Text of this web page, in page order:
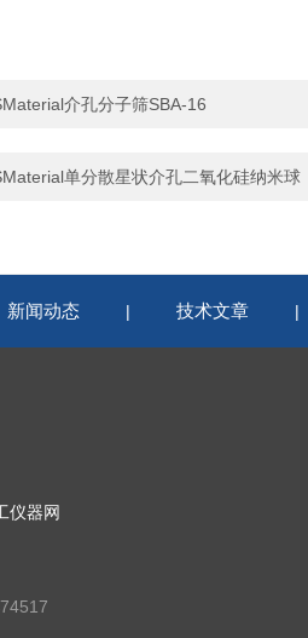
介孔分子筛SBA-16
单分散星状介孔二氧化硅纳米球
新闻动态 | 技术文章 |
仪器网